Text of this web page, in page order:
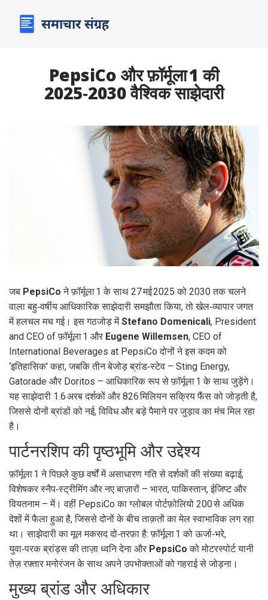
PepsiCo और फ़ॉर्मूला 1 की
2025‑2030 वैश्विक साझेदारी
जब PepsiCo नेफ़ॉर्मूला 1 के साथ 27 मई 2025 को 2030 तक चलने
वाला बहु‑वर्षीय आधिकारिक साझेदारी समझौता किया, तो खेल‑व्यापार जगत
में हलचल मच गई। इस गठजोड़ मेंStefano Domenicali, President
and CEO ofफ़ॉर्मूला 1 और Eugene Willemsen, CEO of
International Beverages at PepsiCo दोनों ने इस कदम को
‘इतिहासिक' कहा, जबकि तीन बेजोड़ ब्रांड‑स्टेव – Sting Energy,
Gatorade और Doritos – आधिकारिक रूप से फ़ॉर्मूला 1 के साथ जुड़ेंगे।
यह साझेदारी 1.6 अरब दर्शकों और 826 मिलियन सक्रिय फैंस को जोड़ती है,
जिससे दोनों ब्रांडों को नई, विविध और बड़े पैमाने पर जुड़ाव का मंच मिल रहा
है।
पार्टनरशिप की पृष्ठभूमि और उद्देश्य
फ़ॉर्मूला 1 ने पिछले कुछ वर्षों में असाधारण गति से दर्शकों की संख्या बढ़ाई,
विशेषकर स्नैप‑स्ट्रीमिंग और नए बाज़ारों – भारत, पाकिस्तान, ईजिप्ट और
वियतनाम – में। वहीं PepsiCo का ग्लोबल पोर्टफ़ोलियो 200 से अधिक
देशों में फैला हुआ है, जिससे दोनों के बीच ताक़तों का मेल स्वाभाविक लग रहा
था। साझेदारी का मूल मकसद दो‑तरफ़ा है: फ़ॉर्मूला 1 को ऊर्जा‑भरे,
युवा‑परक ब्रांड्स की ताज़ा ध्वनि देना और PepsiCo को मोटरस्पोर्ट यानी
तेज़ रफ़्तार मनोरंजन के साथ अपने उपभोक्ताओं को गहराई से जोड़ना।
मुख्य ब्रांड और अधिकार